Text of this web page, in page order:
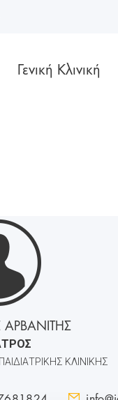
Γενική Κλινική
ΚΛΙΝΙΚΗΣ